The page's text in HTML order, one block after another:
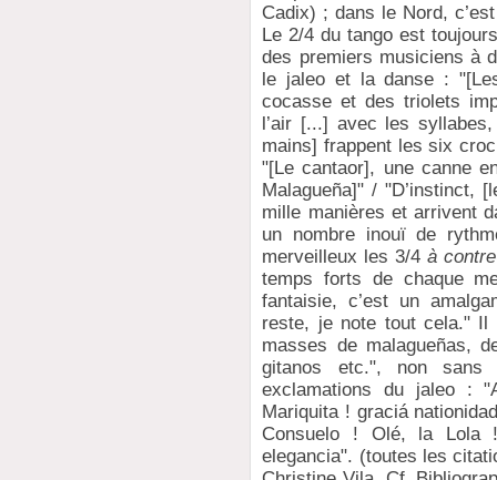
Cadix) ; dans le Nord,
Le 2/4 du tango est
des premiers musiciens à
le jaleo et la danse :
cocasse et des triolets
l’air [...] avec les
mains] frappent les six
"[Le cantaor], une canne
Malagueña]" / "D’instinct,
mille manières et arrivent
un nombre inouï de
merveilleux les 3/4 à
temps forts de chaque
fantaisie, c’est un
reste, je note tout cela." Il
masses de malagueñas,
gitanos etc.", non
exclamations du jaleo :
Mariquita ! graciá
Consuelo ! Olé, la Lola
elegancia". (toutes les